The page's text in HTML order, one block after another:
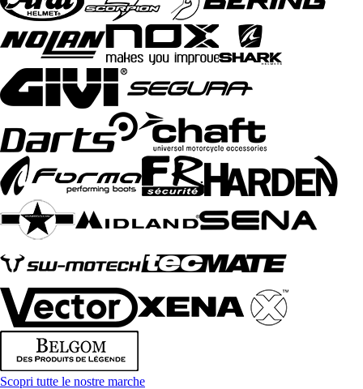
Scopri tutte le nostre marche